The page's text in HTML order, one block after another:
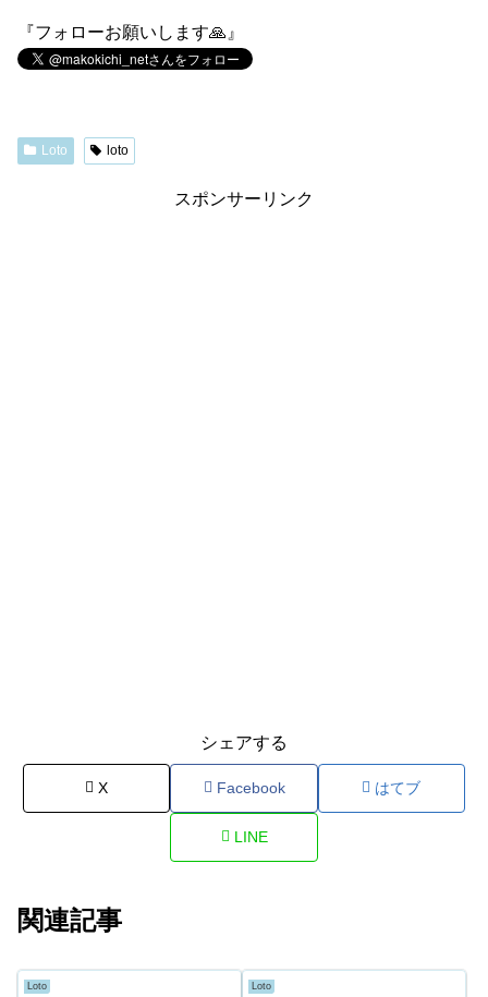
『フォローお願いします🙏』
Loto loto
スポンサーリンク
シェアする
X Facebook はてブ
LINE
関連記事
Loto Loto